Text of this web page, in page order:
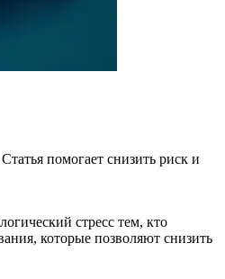
помогает снизить риск и
стресс тем, кто
которые позволяют снизить